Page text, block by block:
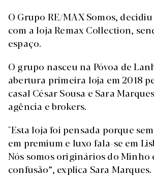
O Grupo RE/MAX Somos,
com a loja Remax Collection,
espaço.
O grupo nasceu na Póvoa de
abertura primeira loja em 2018
casal César Sousa e Sara
agência e brokers.
"Esta loja foi pensada porque
em premium e luxo fala-se em
Nós somos originários do Minho
confusão”, explica Sara Marques.